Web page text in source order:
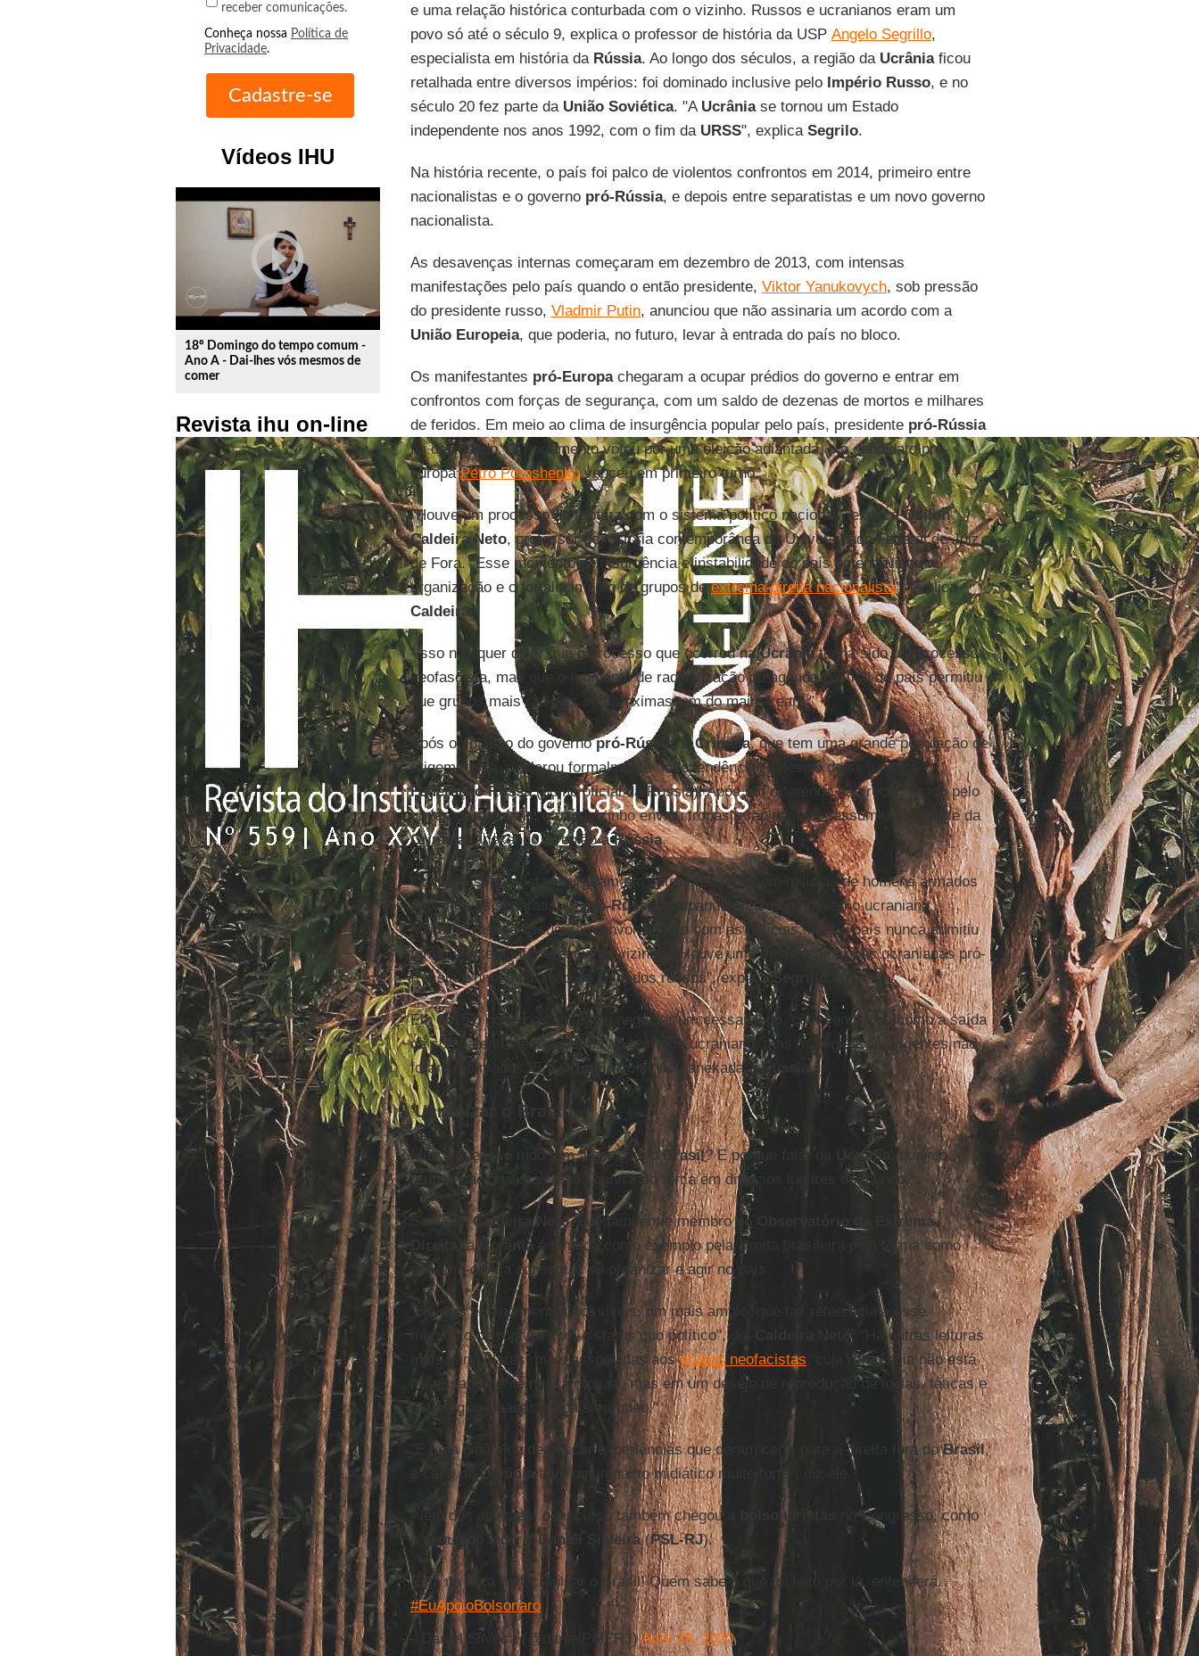
receber comunicações.
Conheça nossa Política de
Privacidade.
Vídeos IHU
play_circle_outline
18º Domingo do tempo comum -
Ano A - Dai-lhes vós mesmos de
comer
Revista ihu on-line
e uma relação histórica conturbada com o vizinho. Russos e ucranianos eram um
povo só até o século 9, explica o professor de história da USP Angelo Segrillo,
especialista em história da Rússia. Ao longo dos séculos, a região da Ucrâniaficou
retalhada entre diversos impérios: foi dominado inclusive pelo Império Russo, e no
século 20 fez parte da União Soviética. "A Ucrâniase tornou um Estado
independente nos anos 1992, com o fim da URSS", explica Segrilo.
Na história recente, o país foi palco de violentos confrontos em 2014, primeiro entre
nacionalistas e o governo pró-Rússia, e depois entre separatistas e um novo governo
nacionalista.
As desavenças internas começaram em dezembro de 2013, com intensas
manifestações pelo país quando o então presidente, Viktor Yanukovych, sob pressão
do presidente russo, Vladmir Putin, anunciou que não assinaria um acordo com a
União Europeia, que poderia, no futuro, levar à entrada do país no bloco.
Os manifestantes pró-Europachegaram a ocupar prédios do governo e entrar em
confrontos com forças de segurança, com um saldo de dezenas de mortos e milhares
de feridos. Em meio ao clima de insurgência popular pelo país, presidente pró-Rússia
foi derrubado. O Parlamento votou por uma eleição adiantada, e o candidato pró-
europaPetro Poroshenkovenceu em primeiro turno.
"Houve um processo de ruptura com o sistema político nacional", explicaOdilon
Caldeira Neto, professor de história contemporânea da Universidade Federal de Juiz
de Fora. "Esse momento de insurgência e instabilidade do país potencializou a
organização e o fortalecimento de grupos deextrema-direita nacionalista", explica
Caldeira.
"Isso não quer dizer que o processo que ocorreu naUcrâniatenha sido um processo
neofascista, mas que o momento de radicalização da agenda política do país permitiu
que grupos mais radicais se aproximassem do mainstream."
Após o colapso do governopró-Rússia, aCrimeia, que tem uma grande população de
origem russa, declarou formalmente "independência" e desejo de se juntar à
Federação Russa(nome oficial da Rússia). Após um referendo não reconhecido pelo
governo ucraniano, o país vizinho enviou tropas e rapidamente assumiu o controle da
Crimeia , anexando a região àRússia.
Conflitos separatistas surgiram em outras regiões, com milícias de homens armados
apoiando os separatistaspró-Rússia
ocupando prédios do governo ucraniano.
Militares russos assumiram envolvimento com as milícias, mas o país nunca admitiu
formalmente a interferência no vizinho. "Houve uma mistura de tropas ucranianas pró-
Rússia e uma infiltração de soldados russos", explicaSegrillo
Em 2015 o governo conseguiu negociar um cessar-fogo, com condições como a saída
de combatentes estrangeiros do território ucraniano, mas as regiões insurgentes não
foram retomadas. E a
Criméiacontinuou anexada àRússia.
'Ucranizar o Brasil'
Mas o que isso tudo tem a ver com oBrasil? E porque falar da Ucrânia
, quando
grupos nacionalistas estão ganhando força em diversos lugares do mundo?
SegundoCaldeira Neto, que também é membro do
Observatório da Extrema
‏, a Ucrânia é tomada como exemplo pela direita brasileira pela forma como
extrema-direita conseguiu se organizar e agir no país.
"Há dois entendimentos possíveis, um mais amplo, que faz referência à esse
momento de ruptura com o status quo político", diz
Neto. "Há outras leituras
mais particulares, mais associadas aosgrupos neofacistas , cuja referência não está
necessariamente nessa ruptura, mas em um desejo de reprodução de ideias, táticas e
estratégias usadas no país europeu."
"É uma dinâmica de buscar experiências que deram certo para a direita fora doBrasil,
e caso daUcrânia teve um impacto midiático muito forte", diz ele.
Além dos ativistas, o discurso também chegou a bolsonaristas
no Congresso, como
o deputado federalDaniel Silveira(PSL-RJ).
Está na hora de Ucrânizar o Brasil! Quem sabe o que foi feito por lá, entenderá.
#EuApoioBolsonaro
— Daniel Silveira (@danielPMERJ)April 28, 2020